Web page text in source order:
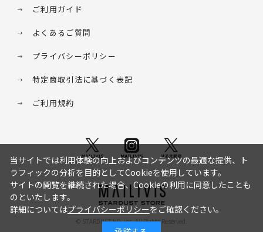
ご利用ガイド
よくあるご質問
プライバシーポリシー
特定商取引法に基づく表記
ご利用規約
© STARDUST HD. inc. All Rights Reserved.
当サイトでは利用体験の向上およびコンテンツの最適な提供、ト
ラフィックの分析を目的としてCookieを使用しています。
サイトの閲覧を継続された場合、Cookieの利用に同意したことも
のといたします。
詳細についてはプライバシーポリシーをご確認ください。